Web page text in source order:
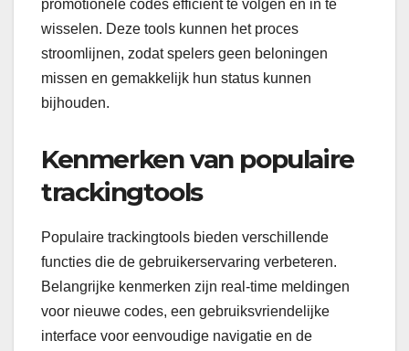
promotionele codes efficiënt te volgen en in te
wisselen. Deze tools kunnen het proces
stroomlijnen, zodat spelers geen beloningen
missen en gemakkelijk hun status kunnen
bijhouden.
Kenmerken van populaire
trackingtools
Populaire trackingtools bieden verschillende
functies die de gebruikerservaring verbeteren.
Belangrijke kenmerken zijn real-time meldingen
voor nieuwe codes, een gebruiksvriendelijke
interface voor eenvoudige navigatie en de